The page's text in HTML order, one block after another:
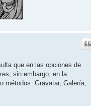
que en las opciones de
sin embargo, en la
métodos: Gravatar, Galería,